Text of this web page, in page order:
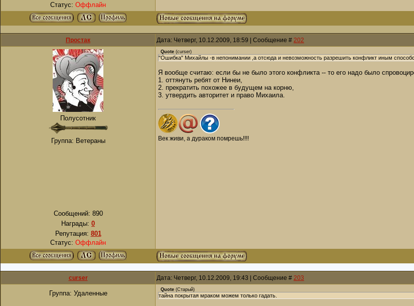
Статус: Оффлайн
Простак Дата: Четверг, 10.12.2009, 18:59 | Сообщение # 202
Полусотник
Группа: Ветераны
Сообщений: 890
Награды: 0
Репутация: 801
Статус: Оффлайн
Quote (curser)
"Ошибка" Михайлы -в непонимании ,а отсюда и невозможность разрешить конфликт иным
Я вообще считаю: если бы не было этого конфликта -- то его надо было
1. оттянуть ребят от Нинеи,
2. прекратить похожее в будущем на корню,
3. утвердить авторитет и право Михаила.
Век живи, а дураком помрешь!!!!
curser Дата: Четверг, 10.12.2009, 19:43 | Сообщение # 203
Группа: Удаленные Quote (Старый)
тайна покрытая мраком можем только гадать.